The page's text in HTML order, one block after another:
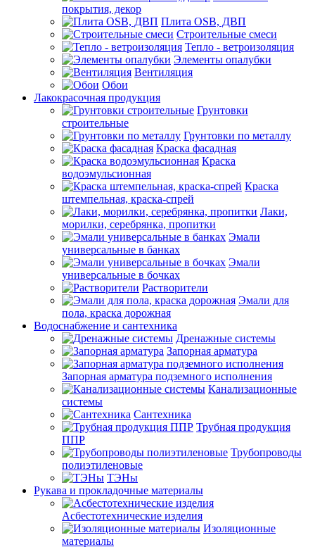
покрытия, декор
Плита OSB, ДВП
Строительные смеси
Тепло - ветроизоляция
Элементы опалубки
Вентиляция
Обои
Лакокрасочная продукция
Грунтовки
строительные
Грунтовки по металлу
Краска фасадная
Краска
водоэмульсионная
Краска
штемпельная, краска-спрей
Лаки,
морилки, серебрянка, пропитки
Эмали
универсальные в банках
Эмали
универсальные в бочках
Растворители
Эмали для
пола, краска дорожная
Водоснабжение и сантехника
Дренажные системы
Запорная арматура
Запорная арматура подземного исполнения
Канализационные
системы
Сантехника
Трубная продукция
ППР
Трубопроводы
полиэтиленовые
ТЭНы
Рукава и прокладочные материалы
Асбестотехнические изделия
Изоляционные
материалы